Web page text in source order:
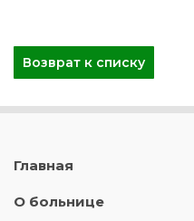
Возврат к списку
Главная
О больнице